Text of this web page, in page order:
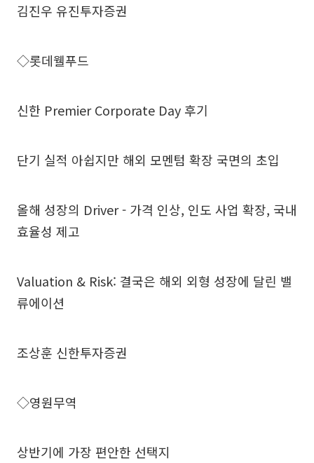
김진우 유진투자증권
◇롯데웰푸드
신한 Premier Corporate Day 후기
단기 실적 아쉽지만 해외 모멘텀 확장 국면의 초입
올해 성장의 Driver - 가격 인상, 인도 사업 확장, 국내
효율성 제고
Valuation & Risk: 결국은 해외 외형 성장에 달린 밸
류에이션
조상훈 신한투자증권
◇영원무역
상반기에 가장 편안한 선택지